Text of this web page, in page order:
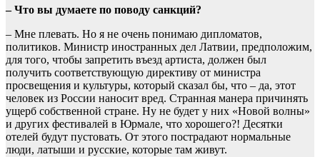
– Что вы думаете по поводу санкций?
– Мне плевать. Но я не очень понимаю дипломатов,
политиков. Министр иностранных дел Латвии, предположим,
для того, чтобы запретить въезд артиста, должен был
получить соответствующую директиву от министра
просвещения и культуры, который сказал бы, что – да, этот
человек из России наносит вред. Странная манера причинять
ущерб собственной стране. Ну не будет у них «Новой волны»
и других фестивалей в Юрмале, что хорошего?! Десятки
отелей будут пустовать. От этого пострадают нормальные
люди, латыши и русские, которые там живут.